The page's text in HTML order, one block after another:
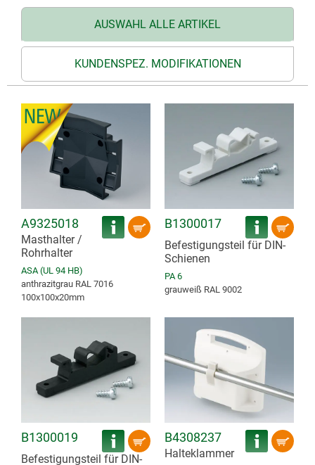
AUSWAHL ALLE ARTIKEL
KUNDENSPEZ. MODIFIKATIONEN
A9325018
Masthalter /
Rohrhalter
ASA (UL 94 HB)
anthrazitgrau RAL 7016
100x100x20mm
B1300017
Befestigungsteil für DIN-
Schienen
PA 6
grauweiß RAL 9002
B1300019
Befestigungsteil für DIN-
B4308237
Halteklammer